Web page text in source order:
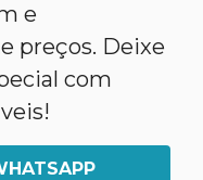
e
preços. Deixe
com